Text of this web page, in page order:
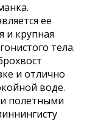
ее
и крупная
тела.
и отлично
воде.
полетными